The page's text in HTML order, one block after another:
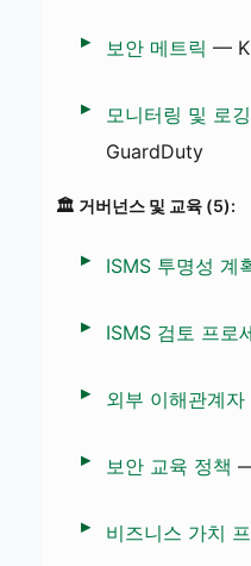
보안 메트릭 —
모니터링 및 로깅
GuardDuty
🏛️ 거버넌스 및 교육 (5):
ISMS 투명성 계
ISMS 검토 프로
외부 이해관계자
보안 교육 정책
비즈니스 가치